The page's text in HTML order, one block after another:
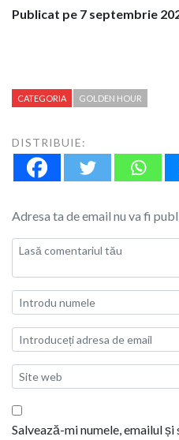
Publicat pe 7 septembrie
CATEGORIA GOLDEN HOUR
DISTRIBUIE:
Adresa ta de email nu va fi
Salvează-mi numele, emailul